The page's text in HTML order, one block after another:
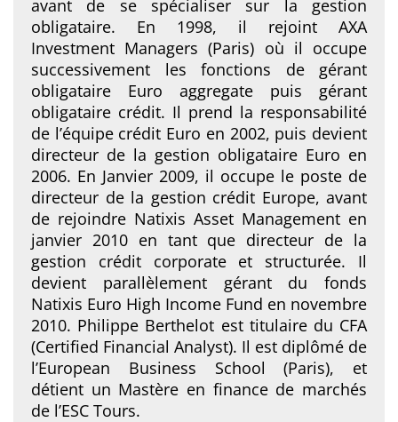
avant de se spécialiser sur la gestion
obligataire. En 1998, il rejoint AXA
Investment Managers (Paris) où il occupe
successivement les fonctions de gérant
obligataire Euro aggregate puis gérant
obligataire crédit. Il prend la responsabilité
de l’équipe crédit Euro en 2002, puis devient
directeur de la gestion obligataire Euro en
2006. En Janvier 2009, il occupe le poste de
directeur de la gestion crédit Europe, avant
de rejoindre Natixis Asset Management en
janvier 2010 en tant que directeur de la
gestion crédit corporate et structurée. Il
devient parallèlement gérant du fonds
Natixis Euro High Income Fund en novembre
2010. Philippe Berthelot est titulaire du CFA
(Certified Financial Analyst). Il est diplômé de
l’European Business School (Paris), et
détient un Mastère en finance de marchés
de l’ESC Tours.